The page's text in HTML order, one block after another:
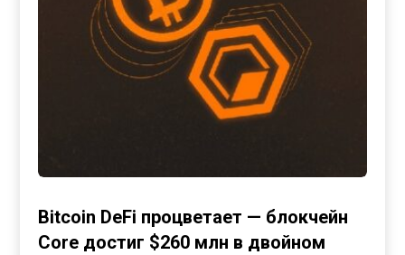
Bitcoin DeFi процветает — блокчейн
Core достиг $260 млн в двойном